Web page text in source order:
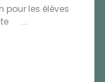
pour les élèves
...